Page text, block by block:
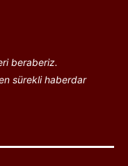
beraberiz.
sürekli haberdar